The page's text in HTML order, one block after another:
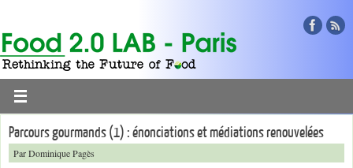
Parcours gourmands (1) : énonciations et médiations renouvelées
Par Dominique Pagès